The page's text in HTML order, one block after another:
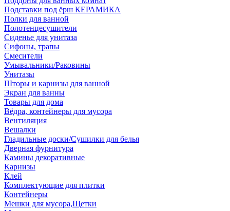
Подставки под ёрш КЕРАМИКА
Полки для ванной
Полотенцесушители
Сиденье для унитаза
Сифоны, трапы
Смесители
Умывальники/Раковины
Унитазы
Шторы и карнизы для ванной
Экран для ванны
Товары для дома
Вёдра, контейнеры для мусора
Вентиляция
Вешалки
Гладильные доски/Сушилки для белья
Дверная фурнитура
Камины декоративные
Карнизы
Клей
Комплектующие для плитки
Контейнеры
Мешки для мусора,Щетки